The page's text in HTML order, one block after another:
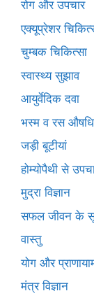
रोग और उपचार
एक्यूप्रेशर
चुम्बक चिकित्सा
स्वास्थ्य सुझाव
आयुर्वेदिक दवा
भस्म व रस औषधि
जड़ी बूटीयां
होम्योपैथी से
मुद्रा विज्ञान
सफल जीवन के
वास्तु
योग और
मंत्र विज्ञान